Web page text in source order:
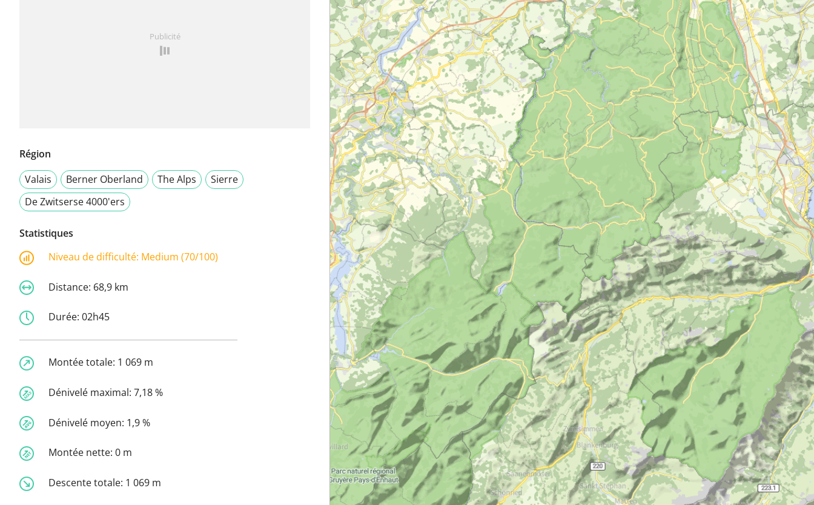
Publicité
Région
Valais
Berner Oberland The Alps
Sierre
De Zwitserse 4000'ers
Statistiques
Niveau de difficulté: Medium (70/100)
Distance: 68,9 km
Durée: 02h45
Montée totale: 1 069 m
Dénivelé maximal: 7,18 %
Dénivelé moyen: 1,9 %
Montée nette: 0 m
Descente totale: 1 069 m